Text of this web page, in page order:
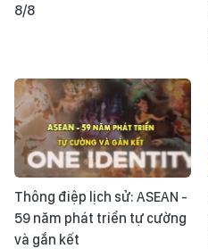
8/8
Thông điệp lịch sử: ASEAN -
59 năm phát triển tự cường
và gắn kết